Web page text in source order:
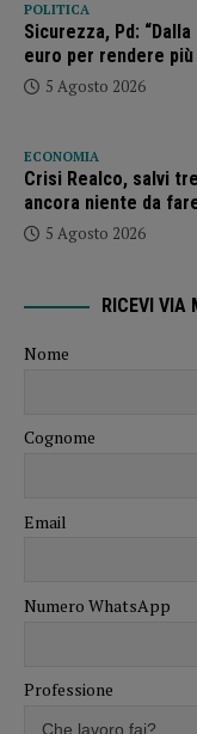
POLITICA
Sicurezza, Pd:
euro per rendere
5 Agosto 2026
ECONOMIA
Crisi Realco, salvi
ancora niente da
5 Agosto 2026
RICEVI VIA
Nome
Cognome
Email
Numero WhatsApp
Professione